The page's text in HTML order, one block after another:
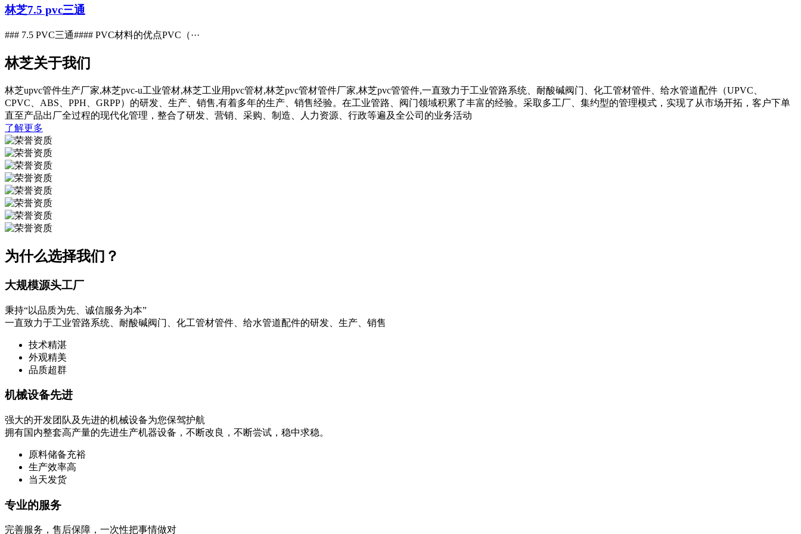
林芝7.5 pvc三通
### 7.5 PVC三通#### PVC材料的优点PVC（···
林芝关于我们
林芝upvc管件生产厂家,林芝pvc-u工业管材,林芝工业用pvc管材,林芝pvc管材管件厂家,林芝pvc管管件,一直致力于工业管路系统、耐酸碱阀门、化工管材管件、给水管道配件（UPVC、
CPVC、ABS、PPH、GRPP）的研发、生产、销售,有着多年的生产、销售经验。在工业管路、阀门领域积累了丰富的经验。采取多工厂、集约型的管理模式，实现了从市场开拓，客户下单
直至产品出厂全过程的现代化管理，整合了研发、营销、采购、制造、人力资源、行政等遍及全公司的业务活动
了解更多
为什么选择我们？
大规模源头工厂
秉持“以品质为先、诚信服务为本”
一直致力于工业管路系统、耐酸碱阀门、化工管材管件、给水管道配件的研发、生产、销售
技术精湛
外观精美
品质超群
机械设备先进
强大的开发团队及先进的机械设备为您保驾护航
拥有国内整套高产量的先进生产机器设备，不断改良，不断尝试，稳中求稳。
原料储备充裕
生产效率高
当天发货
专业的服务
完善服务，售后保障，一次性把事情做对